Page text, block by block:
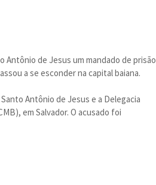
Antônio de Jesus um mandado de prisão
a se esconder na capital baiana.
Antônio de Jesus e a Delegacia
em Salvador. O acusado foi